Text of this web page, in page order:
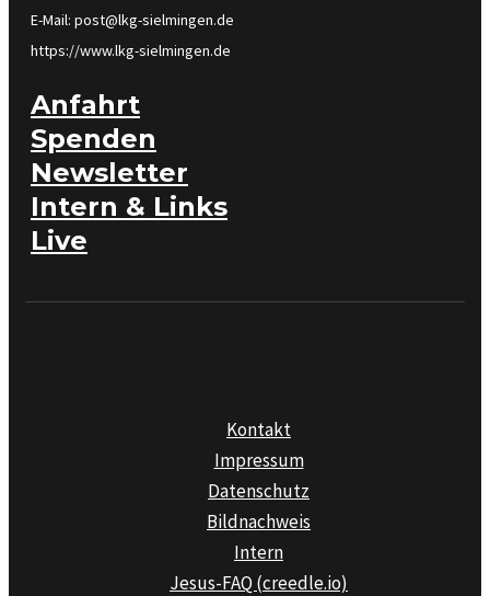
E-Mail: post@lkg-sielmingen.de
https://www.lkg-sielmingen.de
Anfahrt
Spenden
Newsletter
Intern & Links
Live
Kontakt
Impressum
Datenschutz
Bildnachweis
Intern
Jesus-FAQ (creedle.io)